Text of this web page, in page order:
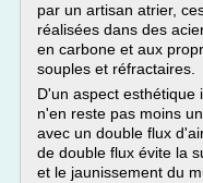
par un artisan atrier,
réalisées dans des
en carbone et aux
souples et réfractaires.
D'un aspect esthétique
n'en reste pas moins
avec un double flux
de double flux évite la
et le jaunissement du